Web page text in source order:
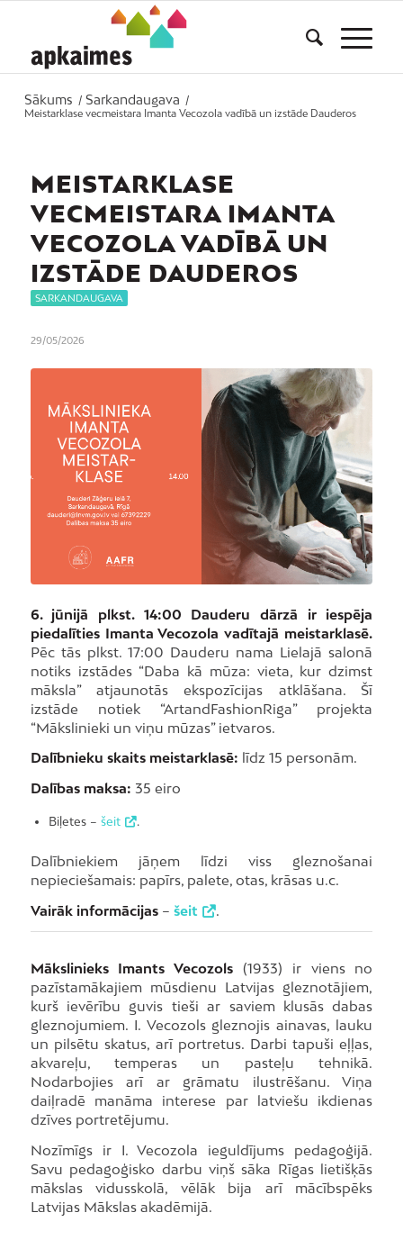
Sākums / Sarkandaugava
/
Meistarklase vecmeistara Imanta Vecozola vadībā un izstāde Dauderos
MEISTARKLASE
VECMEISTARA IMANTA
VECOZOLA VADĪBĀ UN
IZSTĀDE DAUDEROS
SARKANDAUGAVA
29/05/2026
6. jūnijā plkst. 14:00 Dauderu dārzā ir iespēja
piedalīties Imanta Vecozola vadītajā meistarklasē.
Pēc tās plkst. 17:00 Dauderu nama Lielajā salonā
notiks izstādes “Daba kā mūza: vieta, kur dzimst
māksla” atjaunotās ekspozīcijas atklāšana. Šī
izstāde notiek “ArtandFashionRiga” projekta
“Mākslinieki un viņu mūzas” ietvaros.
Dalībnieku skaits meistarklasē: līdz 15 personām.
Dalības maksa: 35 eiro
Biļetes – šeit .
Dalībniekiem jāņem līdzi viss gleznošanai
nepieciešamais: papīrs, palete, otas, krāsas u.c.
Vairāk informācijas– šeit .
Mākslinieks Imants Vecozols (1933) ir viens no
pazīstamākajiem mūsdienu Latvijas gleznotājiem,
kurš ievērību guvis tieši ar saviem klusās dabas
gleznojumiem. I. Vecozols gleznojis ainavas, lauku
un pilsētu skatus, arī portretus. Darbi tapuši eļļas,
akvareļu, temperas un pasteļu tehnikā.
Nodarbojies arī ar grāmatu ilustrēšanu. Viņa
daiļradē manāma interese par latviešu ikdienas
dzīves portretējumu.
Nozīmīgs ir I. Vecozola ieguldījums pedagoģijā.
Savu pedagoģisko darbu viņš sāka Rīgas lietišķās
mākslas vidusskolā, vēlāk bija arī mācībspēks
Latvijas Mākslas akadēmijā.